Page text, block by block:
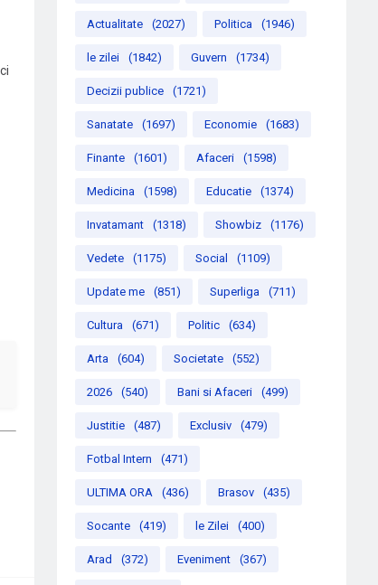
Actualitate (2027) Politica (1946)
le zilei (1842) Guvern (1734)
Decizii publice (1721)
Sanatate (1697) Economie (1683)
Finante (1601) Afaceri (1598)
Medicina (1598) Educatie (1374)
Invatamant (1318) Showbiz (1176)
Vedete (1175) Social (1109)
Update me (851) Superliga (711)
Cultura (671) Politic (634)
Arta (604) Societate (552)
2026 (540) Bani si Afaceri (499)
Justitie (487) Exclusiv (479)
Fotbal Intern (471)
ULTIMA ORA (436) Brasov (435)
Socante (419) le Zilei (400)
Arad (372) Eveniment (367)